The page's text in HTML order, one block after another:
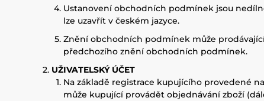
Ustanovení obchodních podmínek jsou
lze uzavřít v českém jazyce.
Znění obchodních podmínek může
předchozího znění obchodních podmínek.
UŽIVATELSKÝ ÚČET
Na základě registrace kupujícího provedené
může kupující provádět objednávání zboží